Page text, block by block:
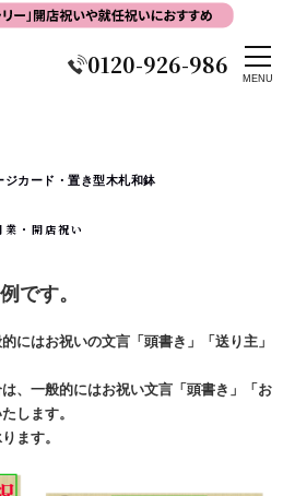
0120-926-986
カード・置き型木札和鉢
業・開店祝い
です。
にはお祝いの文言「頭書き」「送り主」
、一般的にはお祝い文言「頭書き」「 お
します。
ます。